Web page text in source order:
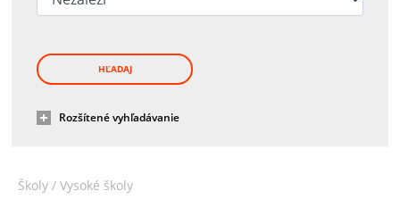
HĽADAJ
Rozšítené vyhľadávanie
Školy / Vysoké školy